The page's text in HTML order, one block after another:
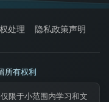
处理
隐私政策声明
所有权利
限于小范围内学习和文